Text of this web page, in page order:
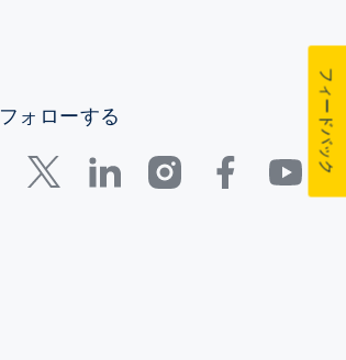
フォローする フィードバック